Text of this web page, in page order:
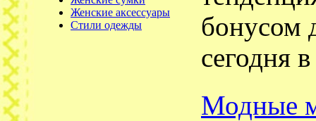
Женские аксессуары
Стили одежды
бонусом
сегодня
Модные